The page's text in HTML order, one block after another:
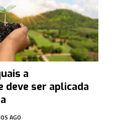
a
ser aplicada
AGO